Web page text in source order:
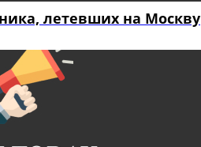
летевших на Москву